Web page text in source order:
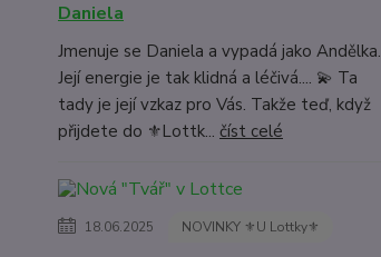
Daniela
Jmenuje se Daniela a vypadá jako Andělka.
Její energie je tak klidná a léčivá.... 💫 Ta
tady je její vzkaz pro Vás. Takže teď, když
přijdete do ⚜️Lottk... číst celé
18.06.2025 NOVINKY ⚜️U Lottky⚜️